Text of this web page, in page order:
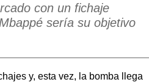
con un fichaje
sería su objetivo
y, esta vez, la bomba llega